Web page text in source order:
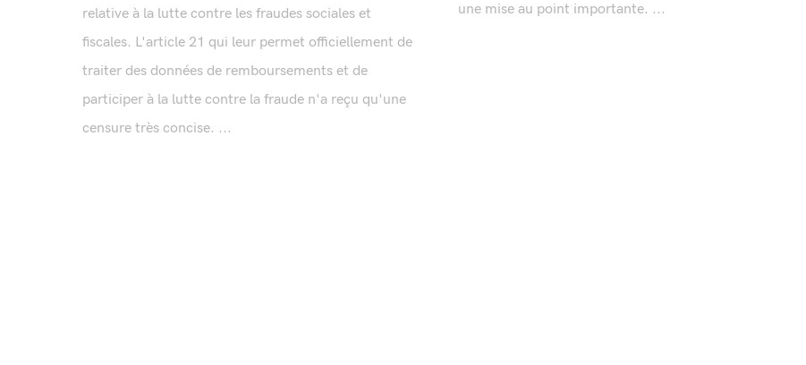
relative à la lutte contre les fraudes sociales et
fiscales. L'article 21 qui leur permet officiellement de
traiter des données de remboursements et de
participer à la lutte contre la fraude n'a reçu qu'une
censure très concise. ...
une mise au point importante. ...